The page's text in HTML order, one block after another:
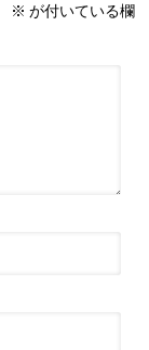
※ が付いている欄